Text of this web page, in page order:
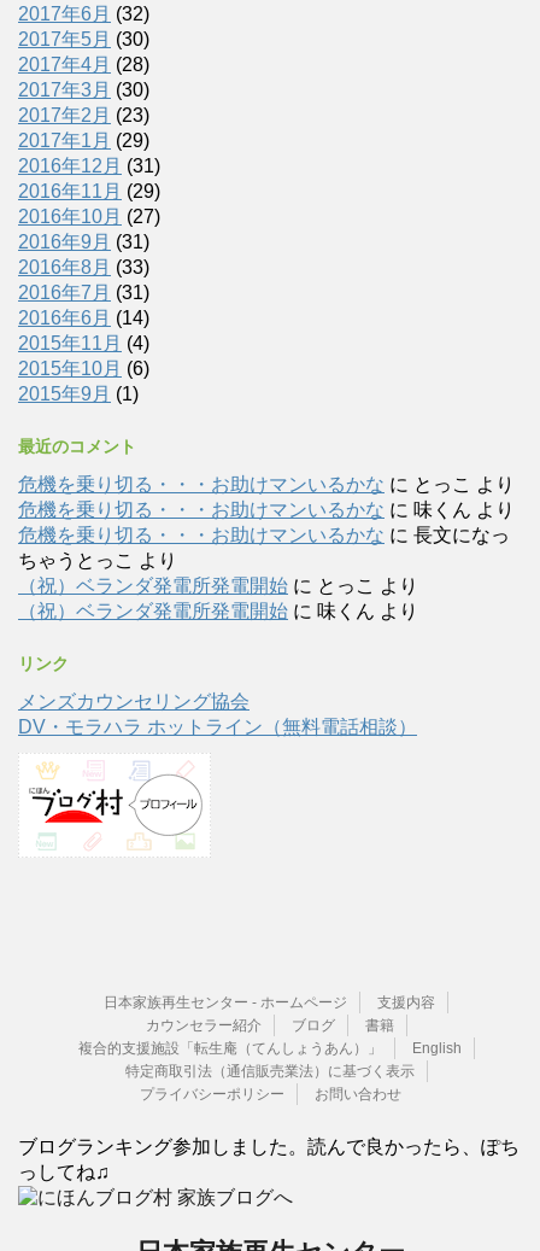
2017年6月 (32)
2017年5月 (30)
2017年4月 (28)
2017年3月 (30)
2017年2月 (23)
2017年1月 (29)
2016年12月 (31)
2016年11月 (29)
2016年10月 (27)
2016年9月 (31)
2016年8月 (33)
2016年7月 (31)
2016年6月 (14)
2015年11月 (4)
2015年10月 (6)
2015年9月 (1)
最近のコメント
危機を乗り切る・・・お助けマンいるかな に とっこ より
危機を乗り切る・・・お助けマンいるかな に 味くん より
危機を乗り切る・・・お助けマンいるかな に 長文になっ
ちゃうとっこ より
（祝）ベランダ発電所発電開始 に とっこ より
（祝）ベランダ発電所発電開始 に 味くん より
リンク
メンズカウンセリング協会
DV・モラハラ ホットライン（無料電話相談）
日本家族再生センター - ホームページ
支援内容
カウンセラー紹介
ブログ
書籍
複合的支援施設「転生庵（てんしょうあん）」
English
特定商取引法（通信販売業法）に基づく表示
プライバシーポリシー
お問い合わせ
ブログランキング参加しました。読んで良かったら、ぽち
っしてね♫